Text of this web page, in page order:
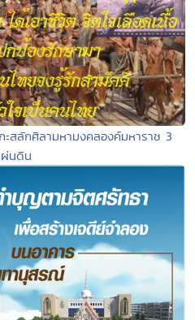
สลักศิลามหามงคลองค์มหาราช 3
นดิน